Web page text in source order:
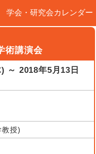
学会・研究会カレンダー
術講演会
～ 2018年5月13日
教授)